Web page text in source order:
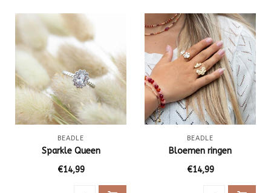
BEADLE
Sparkle Queen
€14,99
BEADLE
Bloemen ringen
€14,99